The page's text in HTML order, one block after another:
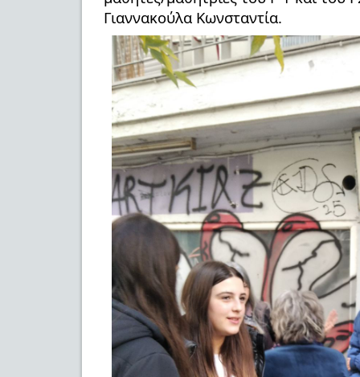
Γιαννακούλα Κωνσταντία.